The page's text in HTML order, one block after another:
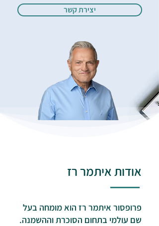
יצירת קשר
אודות איתמר רז
פרופסור איתמר רז הוא מומחה בעל
שם עולמי בתחום הסוכרת וההשמנה.